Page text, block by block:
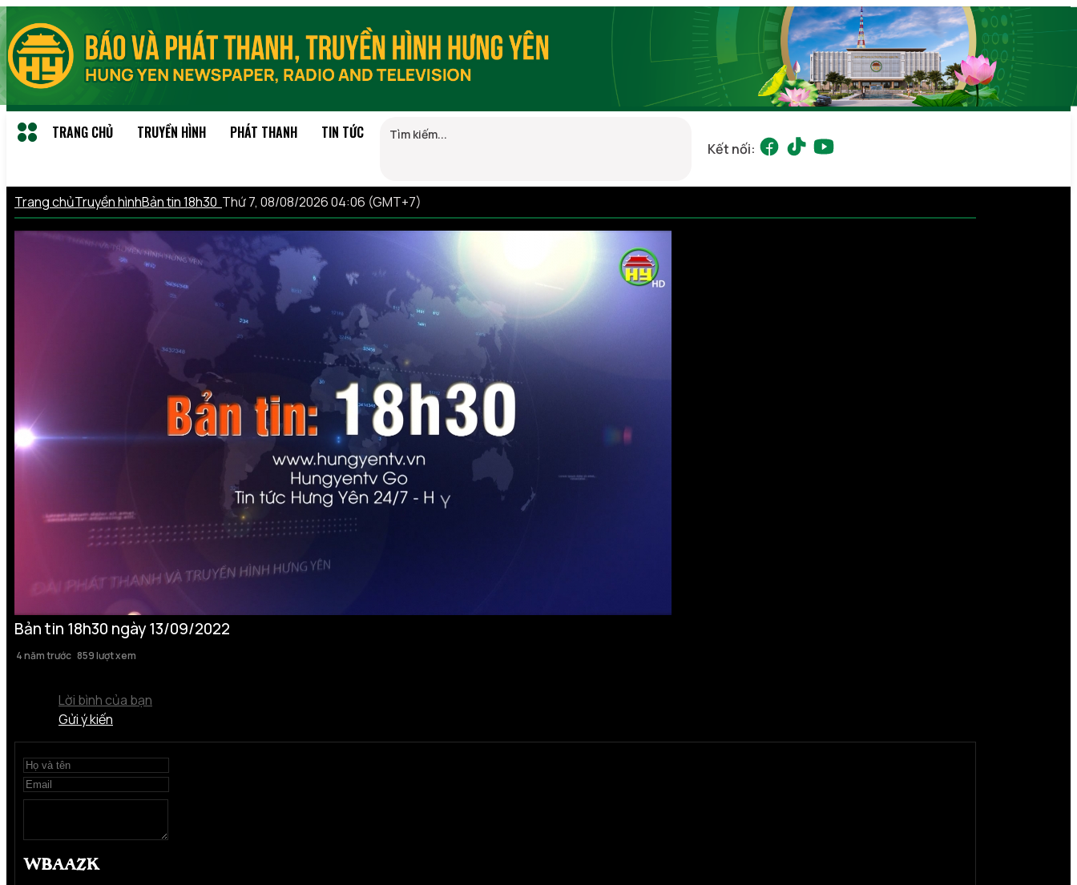
TRANG CHỦ TRUYỀN HÌNH PHÁT THANH TIN TỨC
Kết nối:
Trang chủTruyền hìnhBản tin 18h30 Thứ 7, 08/08/2026 04:06 (GMT+7)
Bản tin 18h30 ngày 13/09/2022
4 năm trước 859 lượt xem
Lời bình của bạn
Gửi ý kiến